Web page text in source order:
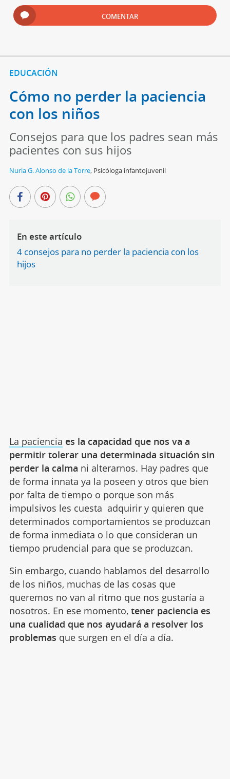
COMENTAR
EDUCACIÓN
Cómo no perder la paciencia
con los niños
Consejos para que los padres sean más
pacientes con sus hijos
Nuria G. Alonso de la Torre, Psicóloga infantojuvenil
En este artículo
4 consejos para no perder la paciencia con los
hijos
La paciencia es la capacidad que nos va a
permitir tolerar una determinada situación sin
perder la calma ni alterarnos. Hay padres que
de forma innata ya la poseen y otros que bien
por falta de tiempo o porque son más
impulsivos les cuesta adquirir y quieren que
determinados comportamientos se produzcan
de forma inmediata o lo que consideran un
tiempo prudencial para que se produzcan.
Sin embargo, cuando hablamos del desarrollo
de los niños, muchas de las cosas que
queremos no van al ritmo que nos gustaría a
nosotros. En ese momento, tener paciencia es
una cualidad que nos ayudará a resolver los
problemas que surgen en el día a día.